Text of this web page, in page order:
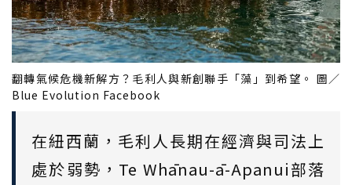
翻轉氣候危機新解方？毛利人與新創聯手「藻」到希望。 圖／
Blue Evolution Facebook
在紐西蘭，毛利人長期在經濟與司法上
處於弱勢，Te Whānau-ā-Apanui部落